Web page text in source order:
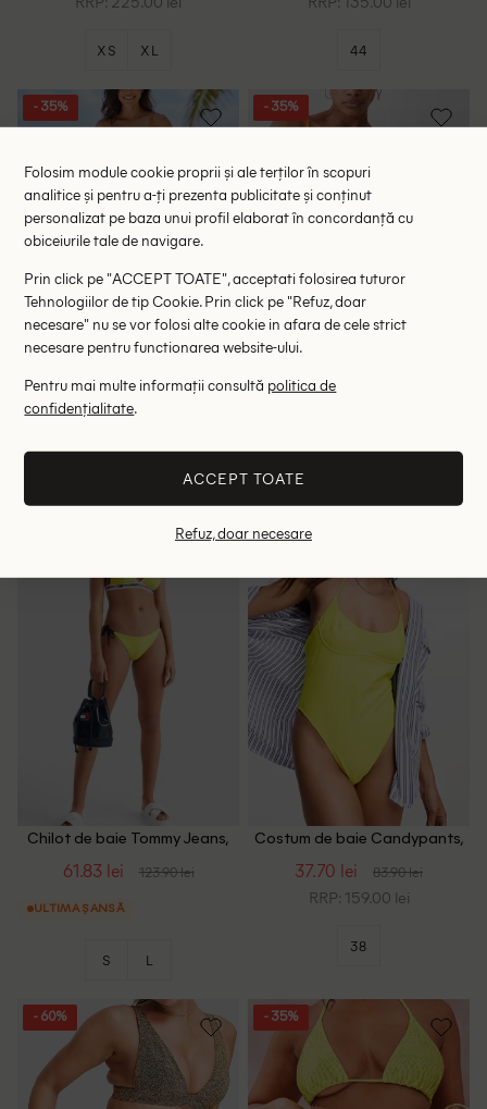
XS XL 44
- 35%
Chilot de baie Oysho, mustar
25.35 lei
RRP: 79.00 lei
- 35%
Sutien de baie Karen Millen,
RRP: 265.00 lei
Chilot de baie Tommy Jeans,
61.83 lei 123.90 lei
ULTIMA ȘANSĂ
S L
Costum de baie Candypants,
37.70 lei 83.90 lei
RRP: 159.00 lei
38
- 60% - 35%
Folosim module cookie proprii și ale terților în scopuri
analitice și pentru a-ți prezenta publicitate și conținut
personalizat pe baza unui profil elaborat în concordanță cu
obiceiurile tale de navigare.
Prin click pe "ACCEPT TOATE", acceptati folosirea tuturor
Tehnologiilor de tip Cookie. Prin click pe "Refuz, doar
necesare" nu se vor folosi alte cookie in afara de cele strict
necesare pentru functionarea website-ului.
Pentru mai multe informații consultă politica de
confidențialitate.
ACCEPT TOATE
Refuz, doar necesare